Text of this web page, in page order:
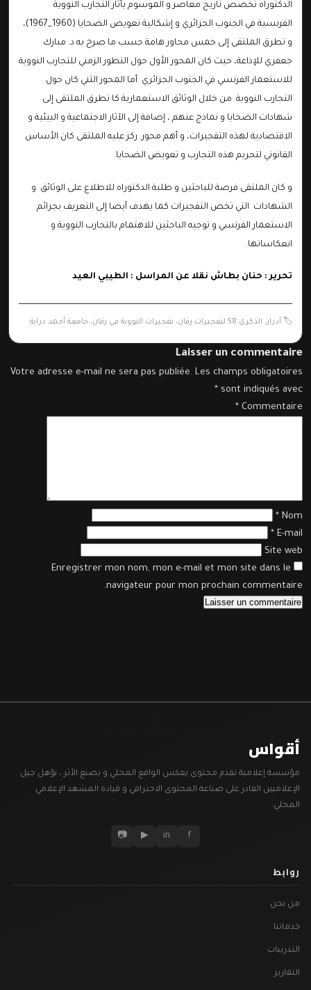
الدكتوراه تخصص تاريخ معاصر و الموسوم بأثار التجارب النووية
الفرنسية في الجنوب الجزائري و إشكالية تعويض الضحايا (1960_1967)،
و تطرق الملتقى إلى خمس محاور هامة حسب ما صرح به د. مبارك
جعفري للإذاعة، حيث كان المحور الأول حول التطور الزمني للتجارب النووية
للاستعمار الفرنسي في الجنوب الجزائري أما المحور الثني كان حول
التجارب النووية من خلال الوثائق الاستعمارية كا تطرق الملتقى إلى
شهادات الضحايا و نماذج عنهم ، إضافة إلى الآثار الاجتماعية و البيئية و
الاقتصادية لهذه التفجيرات، و أهم محور ركز عليه الملتقى كان الأساس
القانوني لتجريم هذه التجارب و تعويض الضحايا.
و كان الملتقى فرصة للباحثين و طلبة الدكتوراه للاطلاع على الوثائق و
الشهادات التي تخص التفجيرات كما يهدف أيضا إلى التعريف بجرائم
الاستعمار الفرنسي و توجيه الباحثين للاهتمام بالتجارب النووية و
انعكاساتها.
تحرير : حنان بطاش نقلا عن المراسل : الطيبي العيد
🏷️ أدرار، الذكرى 58 لتفجيرات رقان ، تفجيرات النووية في رقان، جامعة أحمد دراية
Laisser un commentaire
Votre adresse e-mail ne sera pas publiée. Les champs obligatoires
sont indiqués avec
*
Commentaire
*
Nom
*
E-mail
*
Site web
Enregistrer mon nom, mon e-mail et mon site dans le
navigateur pour mon prochain commentaire.
أقواس
مؤسسة إعلامية تقدم محتوى يعكس الواقع المحلي و يصنع الأثر ، نؤهل جيل
الإعلاميين القادر على صناعة المحتوى الاحترافي و قيادة المشهد الإعلامي
المحلي.
f
in
▶
📷
روابط
من نحن
خدماتنا
التدريبات
التقارير